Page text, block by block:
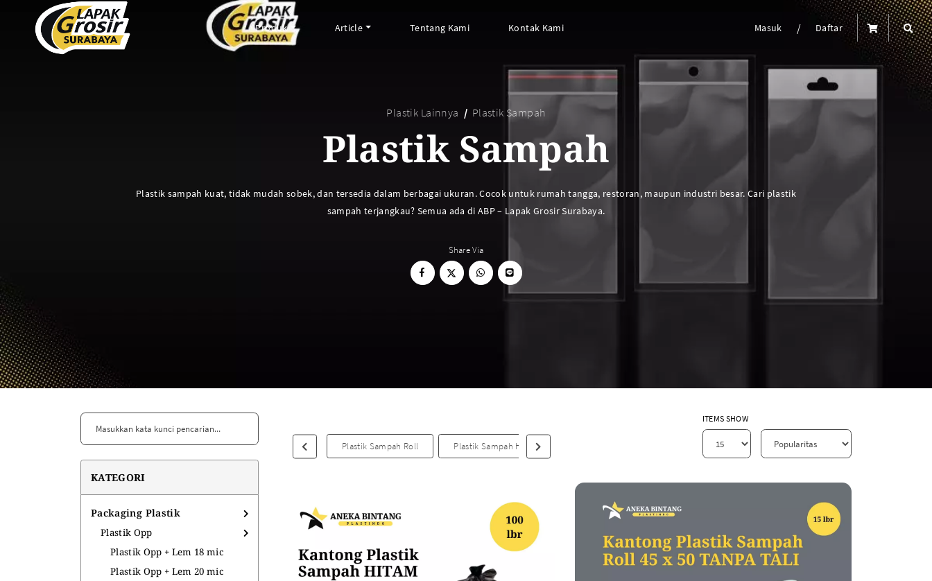
Produk
Tas Spunbond
PERALATAN BAKING
Cup Tray
Aluminium Roll
Piping Bag
Cup Roti
Mika Cake Roll
Timbangan Dapur
MESIN
Mesin Sealer
Pita Satin
Bola Gacha
KEMASAN MAKANAN
Aluminium Sachet
KEMASAN MINUMAN
Seal Cup
PLASTIK LAINNYA
Plastik Sampah
Article
ARTIKEL ABP
FAQ
Informasi Umum
Tentang Kami Kontak Kami Masuk / Daftar
Plastik Lainnya Plastik Sampah
Plastik Sampah
Plastik sampah kuat, tidak mudah sobek, dan tersedia dalam berbagai ukuran. Cocok untuk rumah tangga, restoran, maupun industri besar. Cari plastik
sampah terjangkau? Semua ada di ABP – Lapak Grosir Surabaya.
Share Via
KATEGORI
Packaging Plastik
Plastik Opp
Plastik Opp + Lem 18 mic
Plastik Opp + Lem 20 mic
Plastik Sampah Roll Plastik Sampah Hitam
ITEMS SHOW